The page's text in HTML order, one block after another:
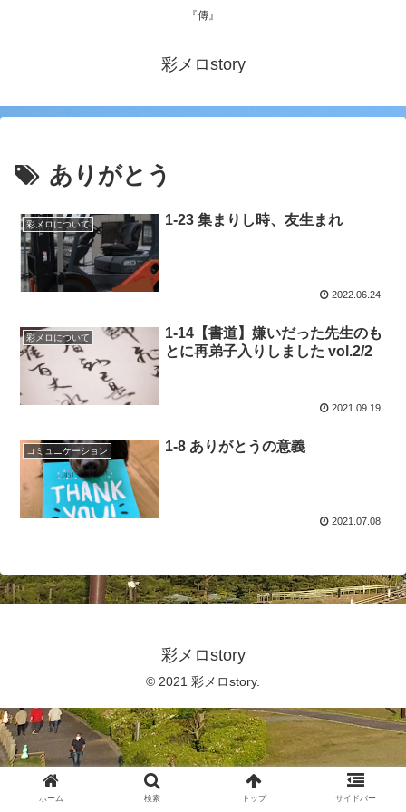
『傳』
彩メロstory
ありがとう
彩メロについて 1-23 集まりし時、友生まれ
2022.06.24
彩メロについて
1-14【書道】嫌いだった先生のも
とに再弟子入りしました vol.2/2
2021.09.19
コミュニケーション 1-8 ありがとうの意義
2021.07.08
彩メロstory
© 2021 彩メロstory.
ホーム 検索 トップ サイドバー